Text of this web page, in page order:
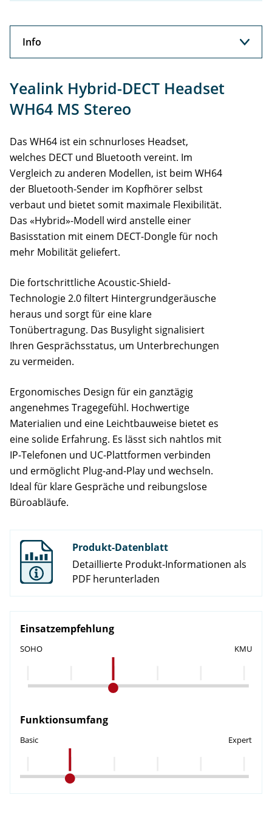
Info
Support
Yealink Hybrid-DECT Headset
WH64 MS Stereo
Das WH64 ist ein schnurloses Headset,
welches DECT und Bluetooth vereint. Im
Vergleich zu anderen Modellen, ist beim WH64
der Bluetooth-Sender im Kopfhörer selbst
verbaut und bietet somit maximale Flexibilität.
Das «Hybrid»-Modell wird anstelle einer
Basisstation mit einem DECT-Dongle für noch
mehr Mobilität geliefert.
Die fortschrittliche Acoustic-Shield-
Technologie 2.0 filtert Hintergrundgeräusche
heraus und sorgt für eine klare
Tonübertragung. Das Busylight signalisiert
Ihren Gesprächsstatus, um Unterbrechungen
zu vermeiden.
Ergonomisches Design für ein ganztägig
angenehmes Tragegefühl. Hochwertige
Materialien und eine Leichtbauweise bietet es
eine solide Erfahrung. Es lässt sich nahtlos mit
IP-Telefonen und UC-Plattformen verbinden
und ermöglicht Plug-and-Play und wechseln.
Ideal für klare Gespräche und reibungslose
Büroabläufe.
Produkt-Datenblatt
Detaillierte Produkt-Informationen als
PDF herunterladen
Einsatzempfehlung
SOHO KMU
Funktionsumfang
Basic Expert